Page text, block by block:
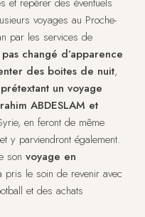
voyages au Proche-
par les services de
pas changé d’apparence
des boites de nuit,
un voyage
ABDESLAM et
en feront de même
y parviendront également.
son voyage en
pris le soin de revenir avec
et des achats